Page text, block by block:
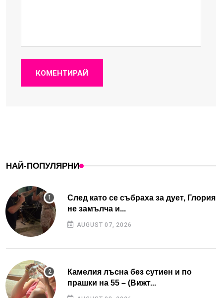
КОМЕНТИРАЙ
НАЙ-ПОПУЛЯРНИ
След като се събраха за дует, Глория
не замълча и...
AUGUST 07, 2026
Камелия лъсна без сутиен и по
прашки на 55 – (Вижт...